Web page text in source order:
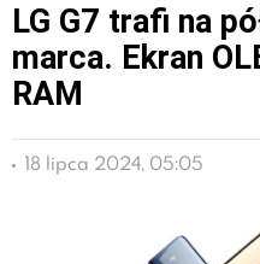
LG G7 trafi na
marca. Ekran
RAM
18 lipca 2024, 05:05